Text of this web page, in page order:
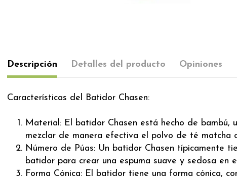
Descripción Detalles del producto Opiniones
Características del Batidor Chasen:
Material: El batidor Chasen está hecho de
mezclar de manera efectiva el polvo de té matcha
Número de Púas: Un batidor Chasen típicamente
batidor para crear una espuma suave y sedosa en
Forma Cónica: El batidor tiene una forma cónica,